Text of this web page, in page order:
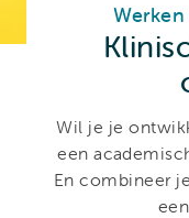
Wil je je
een
En combineer